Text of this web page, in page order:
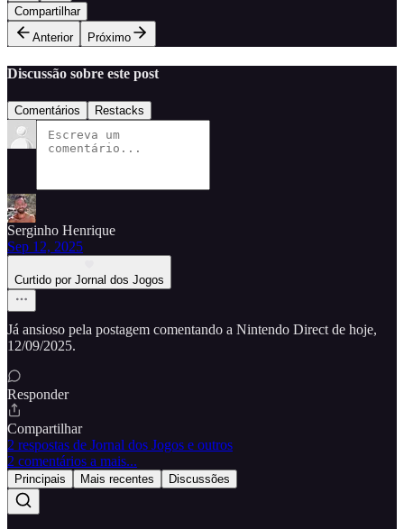
Compartilhar
Anterior
Próximo
Discussão sobre este post
Comentários Restacks
Serginho Henrique
Sep 12, 2025
Curtido por Jornal dos Jogos
Já ansioso pela postagem comentando a Nintendo Direct de hoje,
12/09/2025.
Responder
Compartilhar
2 respostas de Jornal dos Jogos e outros
2 comentários a mais...
Principais Mais recentes Discussões